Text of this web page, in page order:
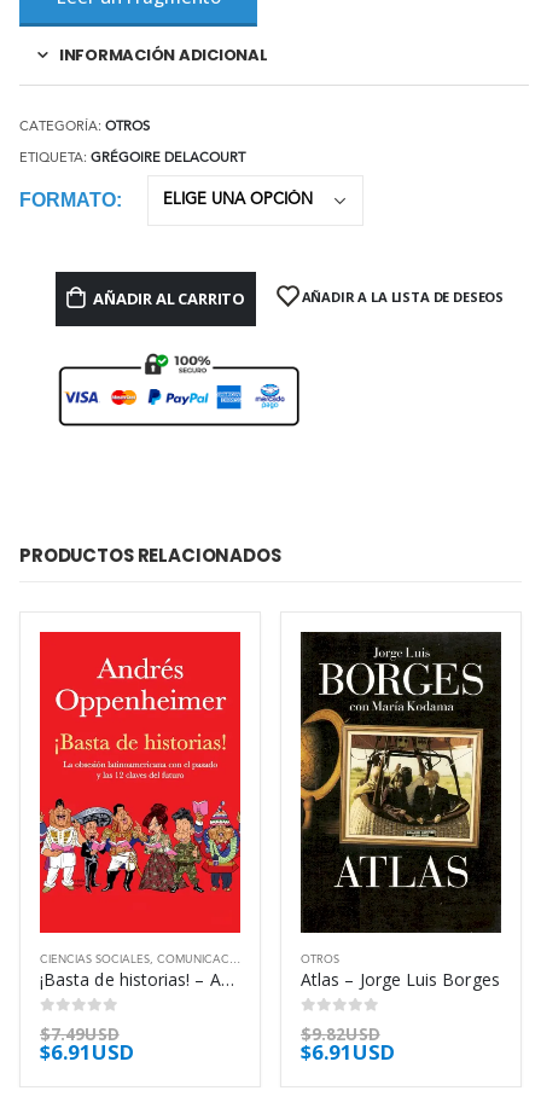
INFORMACIÓN ADICIONAL
CATEGORÍA: OTROS
ETIQUETA: GRÉGOIRE DELACOURT
FORMATO
AÑADIR AL CARRITO AÑADIR A LA LISTA DE DESEOS
PRODUCTOS RELACIONADOS
CIENCIAS SOCIALES COMUNICACIÓN
¡Basta de historias! – Andrés Oppenheimer
0
$7.49USD
$6.91USD
OTROS
Atlas – Jorge Luis Borges
0
$9.82USD
$6.91USD